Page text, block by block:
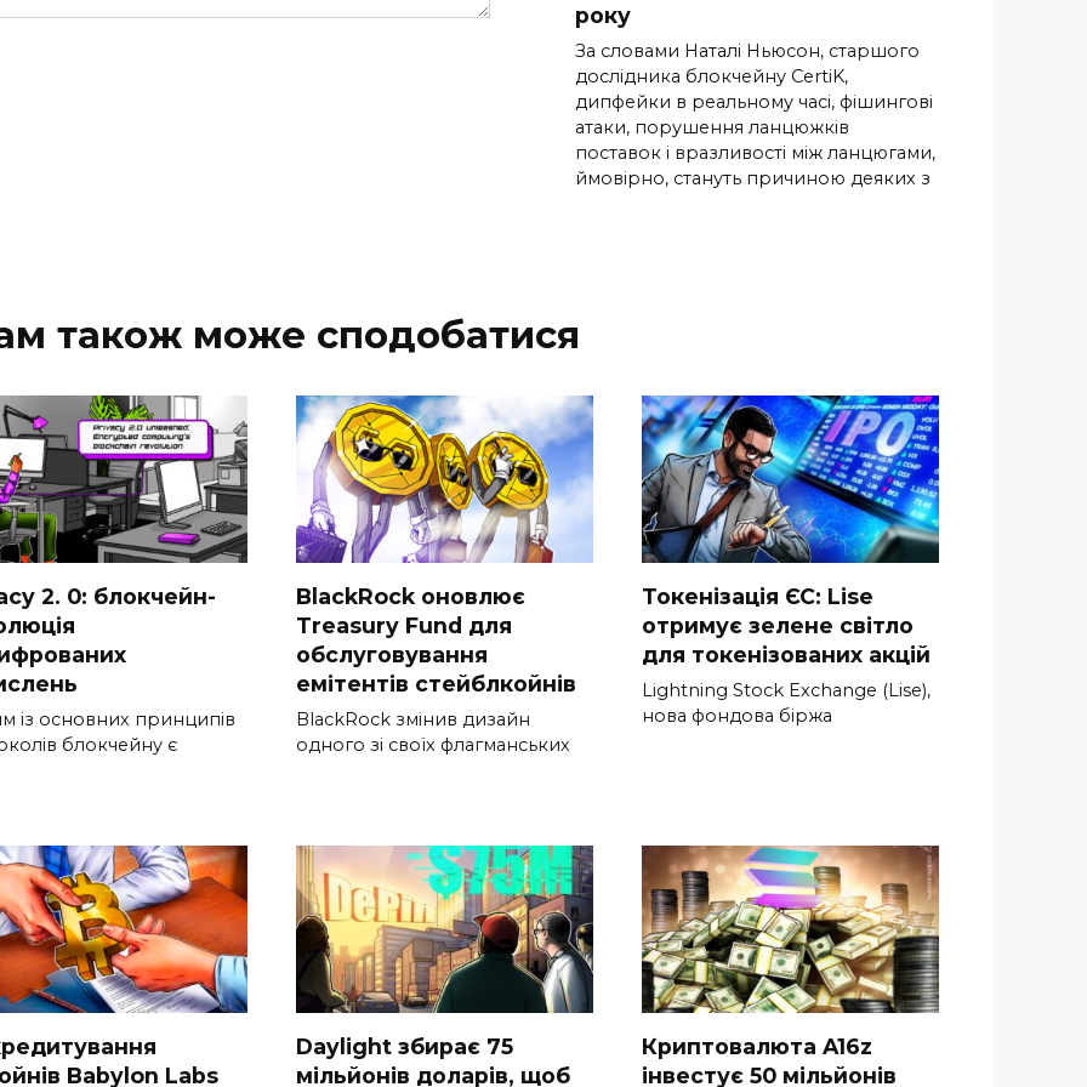
року
За словами Наталі Ньюсон, старшого
дослідника блокчейну CertiK,
дипфейки в реальному часі, фішингові
атаки, порушення ланцюжків
поставок і вразливості між ланцюгами,
ймовірно, стануть причиною деяких з
також може сподобатися
2. 0: блокчейн-
із основних принципів
блокчейну є
BlackRock оновлює
Treasury Fund для
обслуговування
емітентів стейблкойнів
BlackRock змінив дизайн
одного зі своїх флагманських
Токенізація ЄС: Lise
отримує зелене світло
для токенізованих акцій
Lightning Stock Exchange (Lise),
нова фондова біржа
Babylon Labs
Daylight збирає 75
мільйонів доларів, щоб
Криптовалюта A16z
інвестує 50 мільйонів